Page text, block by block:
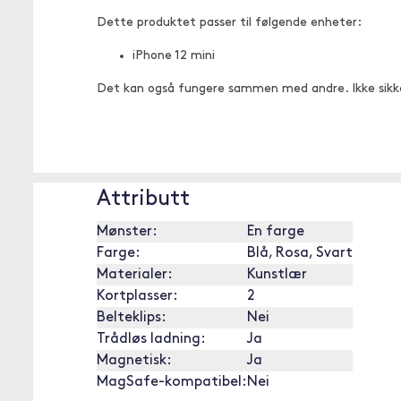
Dette produktet passer til følgende enheter:
iPhone 12 mini
Det kan også fungere sammen med andre. Ikke
Attributt
Mønster:
En farge
Farge:
Blå, Rosa, Svart
Materialer:
Kunstlær
Kortplasser:
2
Belteklips:
Nei
Trådløs ladning:
Ja
Magnetisk:
Ja
MagSafe-kompatibel: Nei